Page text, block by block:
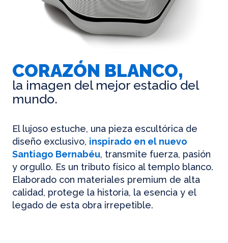
CORAZÓN BLANCO,
la imagen del mejor estadio del
mundo.
El lujoso estuche, una pieza escultórica de
diseño exclusivo, inspirado en el nuevo
Santiago Bernabéu, transmite fuerza, pasión
y orgullo. Es un tributo físico al templo blanco.
Elaborado con materiales premium de alta
calidad, protege la historia, la esencia y el
legado de esta obra irrepetible.